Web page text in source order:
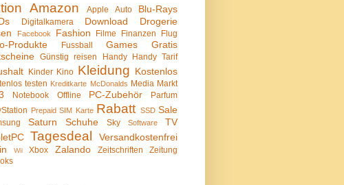
Amazon Apple Auto
Blu-Rays
Digitalkamera Download
Drogerie
Facebook Fashion Filme Finanzen Flug
Produkte Fussball Games
Gratis
Günstig reisen Handy Handy Tarif
Kinder Kino Kleidung Kostenlos
testen Kreditkarte McDonalds Media Markt
Notebook Offline PC-Zubehör
Parfum
Prepaid SIM Karte Rabatt SSD Sale
Saturn Schuhe Sky Software
TV
Tagesdeal
Versandkostenfrei
Wii Xbox Zalando Zeitschriften
Zeitung